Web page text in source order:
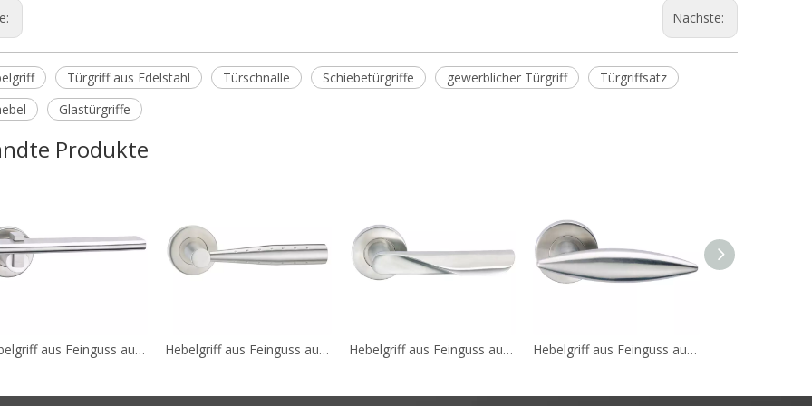
Nächste:
Türgriff aus Edelstahl Türschnalle Schiebetürgriffe gewerblicher Türgriff
Türgriffsatz
Glastürgriffe
Produkte
Hebelgriff aus Feinguss aus Edelstahl 304, europäische Norm A147 Hebelgriff aus Feinguss aus Edelstahl 304, europäische Norm A146 Hebelgriff aus Feinguss aus Edelstahl 304, europäischer Standard A145 Hebelgriff aus Feinguss aus Edelstahl 304, europäischer Standard A144